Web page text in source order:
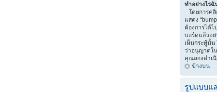
ทำอย่างไรฉั
โดยการคลิ
แสดง
ต้องการได้
บอร์ดแล้วอ
เห็นกระทู้นั้
ว่าอนุญาตใ
คุณลองดำเ
ข้างบน
รูปแบบแ